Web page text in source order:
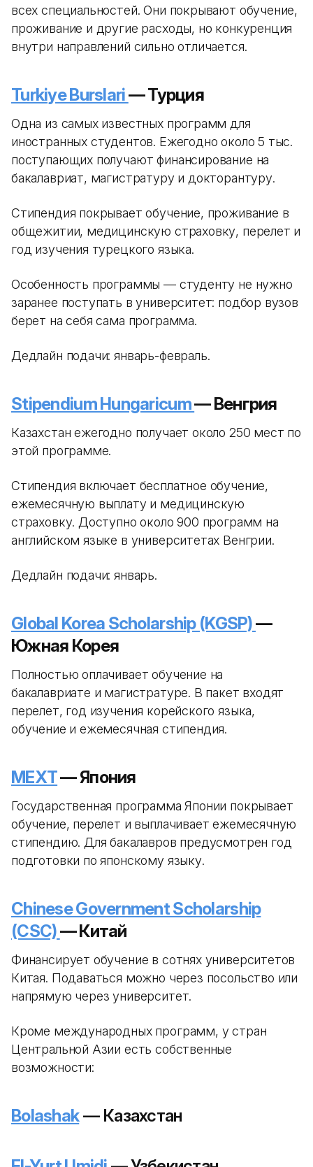
всех специальностей. Они покрывают обучение,
проживание и другие расходы, но конкуренция
внутри направлений сильно отличается.
Turkiye Burslari— Турция
Одна из самых известных программ для
иностранных студентов. Ежегодно около 5 тыс.
поступающих получают финансирование на
бакалавриат, магистратуру и докторантуру.
Стипендия покрывает обучение, проживание в
общежитии, медицинскую страховку, перелет и
год изучения турецкого языка.
Особенность программы — студенту не нужно
заранее поступать в университет: подбор вузов
берет на себя сама программа.
Дедлайн подачи: январь-февраль.
Stipendium Hungaricum— Венгрия
Казахстан ежегодно получает около 250 мест по
этой программе.
Стипендия включает бесплатное обучение,
ежемесячную выплату и медицинскую
страховку. Доступно около 900 программ на
английском языке в университетах Венгрии.
Дедлайн подачи: январь.
Global Korea Scholarship (KGSP)—
Южная Корея
Полностью оплачивает обучение на
бакалавриате и магистратуре. В пакет входят
перелет, год изучения корейского языка,
обучение и ежемесячная стипендия.
MEXT— Япония
Государственная программа Японии покрывает
обучение, перелет и выплачивает ежемесячную
стипендию. Для бакалавров предусмотрен год
подготовки по японскому языку.
Chinese Government Scholarship
(CSC)— Китай
Финансирует обучение в сотнях университетов
Китая. Подаваться можно через посольство или
напрямую через университет.
Кроме международных программ, у стран
Центральной Азии есть собственные
возможности:
Bolashak— Казахстан